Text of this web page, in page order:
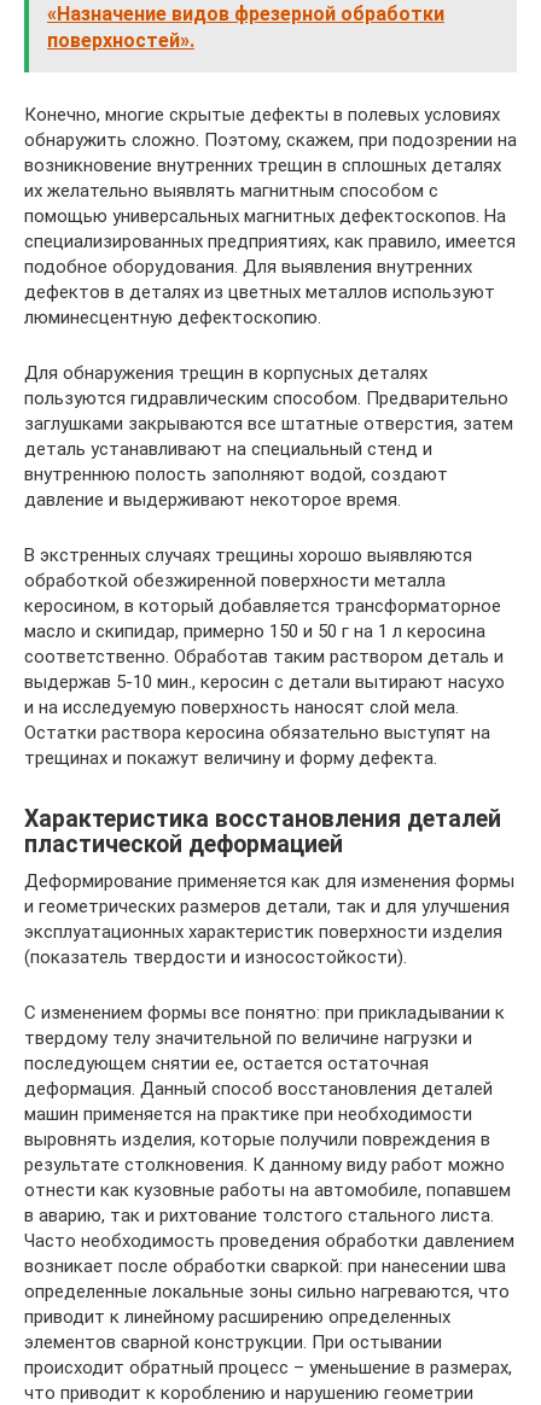
«Назначение видов фрезерной обработки
поверхностей».
Конечно, многие скрытые дефекты в полевых условиях
обнаружить сложно. Поэтому, скажем, при подозрении на
возникновение внутренних трещин в сплошных деталях
их желательно выявлять магнитным способом с
помощью универсальных магнитных дефектоскопов. На
специализированных предприятиях, как правило, имеется
подобное оборудования. Для выявления внутренних
дефектов в деталях из цветных металлов используют
люминесцентную дефектоскопию.
Для обнаружения трещин в корпусных деталях
пользуются гидравлическим способом. Предварительно
заглушками закрываются все штатные отверстия, затем
деталь устанавливают на специальный стенд и
внутреннюю полость заполняют водой, создают
давление и выдерживают некоторое время.
В экстренных случаях трещины хорошо выявляются
обработкой обезжиренной поверхности металла
керосином, в который добавляется трансформаторное
масло и скипидар, примерно 150 и 50 г на 1 л керосина
соответственно. Обработав таким раствором деталь и
выдержав 5-10 мин., керосин с детали вытирают насухо
и на исследуемую поверхность наносят слой мела.
Остатки раствора керосина обязательно выступят на
трещинах и покажут величину и форму дефекта.
Характеристика восстановления деталей
пластической деформацией
Деформирование применяется как для изменения формы
и геометрических размеров детали, так и для улучшения
эксплуатационных характеристик поверхности изделия
(показатель твердости и износостойкости).
С изменением формы все понятно: при прикладывании к
твердому телу значительной по величине нагрузки и
последующем снятии ее, остается остаточная
деформация. Данный способ восстановления деталей
машин применяется на практике при необходимости
выровнять изделия, которые получили повреждения в
результате столкновения. К данному виду работ можно
отнести как кузовные работы на автомобиле, попавшем
в аварию, так и рихтование толстого стального листа.
Часто необходимость проведения обработки давлением
возникает после обработки сваркой: при нанесении шва
определенные локальные зоны сильно нагреваются, что
приводит к линейному расширению определенных
элементов сварной конструкции. При остывании
происходит обратный процесс – уменьшение в размерах,
что приводит к короблению и нарушению геометрии